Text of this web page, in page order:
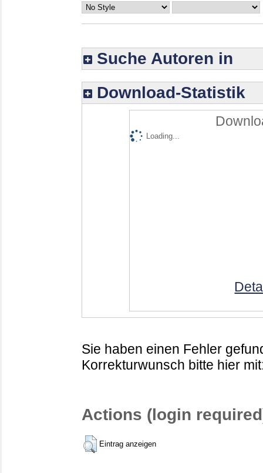
Suche Autoren in
Download-Statistik
Loading...
Sie haben einen Fehler
Korrekturwunsch bitte hier
Actions (login
Eintrag anzeigen